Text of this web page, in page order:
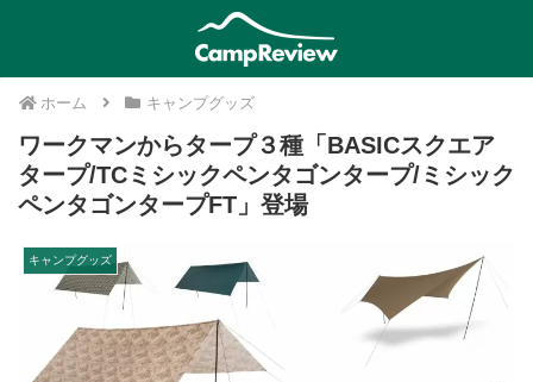
ホーム キャンプグッズ
ワークマンからタープ３種「BASICスクエア
タープ/TCミシックペンタゴンタープ/ミシック
ペンタゴンタープFT」登場
キャンプグッズ